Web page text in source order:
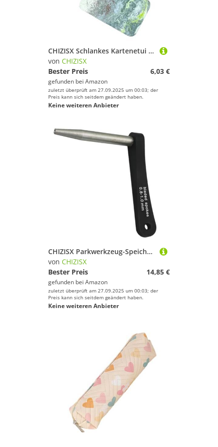
CHIZISX Schlankes Kartenetui aus hochfestem ABS mit leichtgängigem Schiebedeckel, Aufbewahrung für den täglichen Gebrauch, stilvolle Kartenetui für Business, grün
von CHIZISX
Bester Preis
6,03 €
gefunden bei Amazon
zuletzt überprüft am 27.09.2025 um 00:03; der
Preis kann sich seitdem geändert haben.
Keine weiteren Anbieter
CHIZISX Parkwerkzeug-Speichenhalter, Aluminiumlegierung, Edelstahl, Radreparatur, Reparaturzubehör, Endur flache Speiche
von CHIZISX
Bester Preis
14,85 €
gefunden bei Amazon
zuletzt überprüft am 27.09.2025 um 00:03; der
Preis kann sich seitdem geändert haben.
Keine weiteren Anbieter